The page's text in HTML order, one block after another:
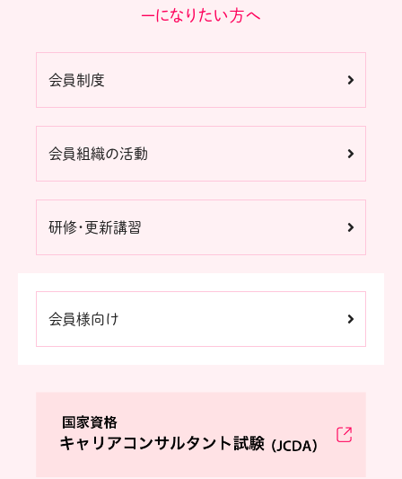
ーになりたい方へ
会員制度
会員組織の活動
研修・更新講習
会員様向け